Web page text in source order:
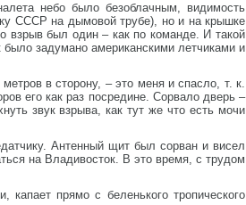
небо было безоблачным, видимость
СССР на дымовой трубе), но и на крышке
был один – как по команде. И такой
задумано американскими летчиками и
в сторону, – это меня и спасло, т. к.
его как раз посредине. Сорвало дверь –
звук взрыва, как тут же что есть мочи
Антенный щит был сорван и висел
на Владивосток. В это время, с трудом
прямо с беленького тропического